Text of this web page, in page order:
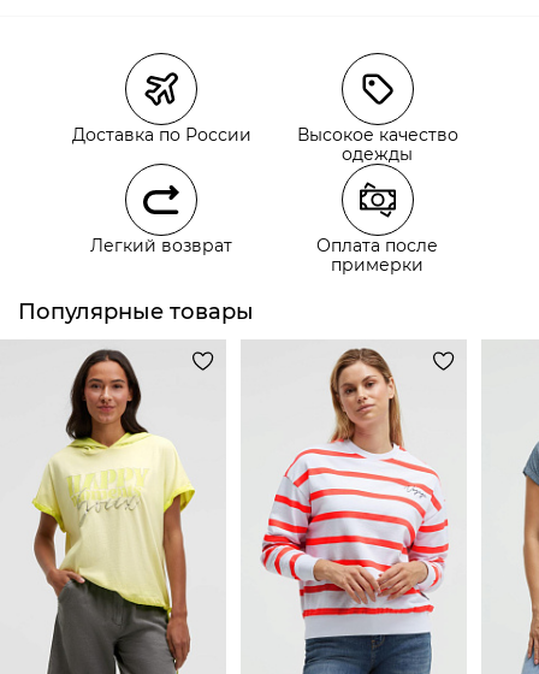
Курьерская доставка СДЭК
Самовывоз из пункта выдачи СДЭК
Самовывоз из наших магазинов
Курьерская доставка СДЭК
Самовывоз из пункта выдачи СДЭК
Доставка по России
Высокое качество
одежды
Легкий возврат
Оплата после
примерки
Популярные товары